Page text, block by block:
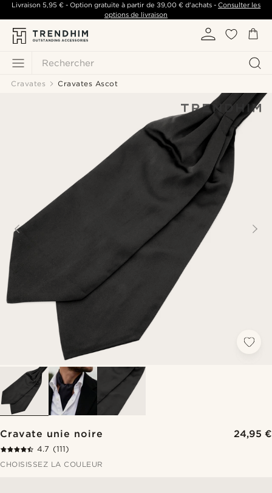
Rechercher
Livraison 5,95 €- Option gratuite à partir de 39,00 €d'achats -Consulter les
options de livraison
Cravates Cravates Ascot
Cravate unie noire 24,95 €
4.7 (111)
CHOISISSEZ LA COULEUR